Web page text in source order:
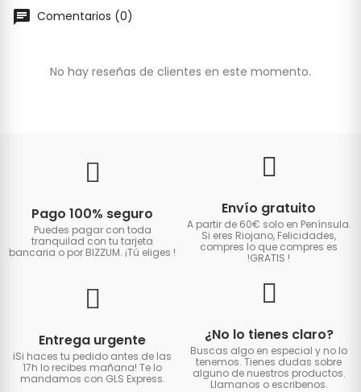
Comentarios (0)
No hay reseñas de clientes en este momento.
Pago 100% seguro
Puedes pagar con toda
tranquilad con tu tarjeta
bancaria o por BIZZUM. ¡Tú eliges !
Envío gratuito
A partir de 60€ solo en Península.
Si eres Riojano, Felicidades,
compres lo que compres es
!GRATIS !
Entrega urgente
iSi haces tu pedido antes de las
17h lo recibes mañana! Te lo
mandamos con GLS Express.
¿No lo tienes claro?
Buscas algo en especial y no lo
tenemos. Tienes dudas sobre
alguno de nuestros productos.
Llamanos o escribenos.